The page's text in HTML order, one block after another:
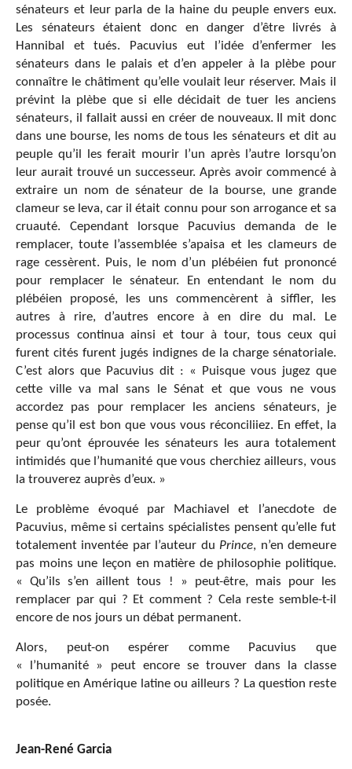
sénateurs et leur parla de la haine du peuple envers eux.
Les sénateurs étaient donc en danger d’être livrés à
Hannibal et tués. Pacuvius eut l’idée d’enfermer les
sénateurs dans le palais et d’en appeler à la plèbe pour
connaître le châtiment qu’elle voulait leur réserver. Mais il
prévint la plèbe que si elle décidait de tuer les anciens
sénateurs, il fallait aussi en créer de nouveaux. Il mit donc
dans une bourse, les noms de tous les sénateurs et dit au
peuple qu’il les ferait mourir l’un après l’autre lorsqu’on
leur aurait trouvé un successeur. Après avoir commencé à
extraire un nom de sénateur de la bourse, une grande
clameur se leva, car il était connu pour son arrogance et sa
cruauté. Cependant lorsque Pacuvius demanda de le
remplacer, toute l’assemblée s’apaisa et les clameurs de
rage cessèrent. Puis, le nom d’un plébéien fut prononcé
pour remplacer le sénateur. En entendant le nom du
plébéien proposé, les uns commencèrent à siffler, les
autres à rire, d’autres encore à en dire du mal. Le
processus continua ainsi et tour à tour, tous ceux qui
furent cités furent jugés indignes de la charge sénatoriale.
C’est alors que Pacuvius dit : « Puisque vous jugez que
cette ville va mal sans le Sénat et que vous ne vous
accordez pas pour remplacer les anciens sénateurs, je
pense qu’il est bon que vous vous réconciliiez. En effet, la
peur qu’ont éprouvée les sénateurs les aura totalement
intimidés que l’humanité que vous cherchiez ailleurs, vous
la trouverez auprès d’eux. »
Le problème évoqué par Machiavel et l’anecdote de
Pacuvius, même si certains spécialistes pensent qu’elle fut
totalement inventée par l’auteur du Prince, n’en demeure
pas moins une leçon en matière de philosophie politique.
« Qu’ils s’en aillent tous ! » peut-être, mais pour les
remplacer par qui ? Et comment ? Cela reste semble-t-il
encore de nos jours un débat permanent.
Alors, peut-on espérer comme Pacuvius que
« l’humanité » peut encore se trouver dans la classe
politique en Amérique latine ou ailleurs ? La question reste
posée.
Jean-René Garcia